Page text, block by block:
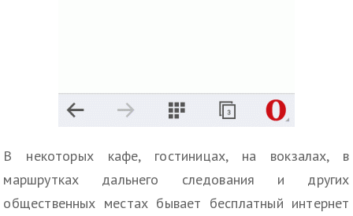
В некоторых кафе, гостиницах, на вокзалах, в
маршрутках дальнего следования и других
общественных местах бывает бесплатный интернет